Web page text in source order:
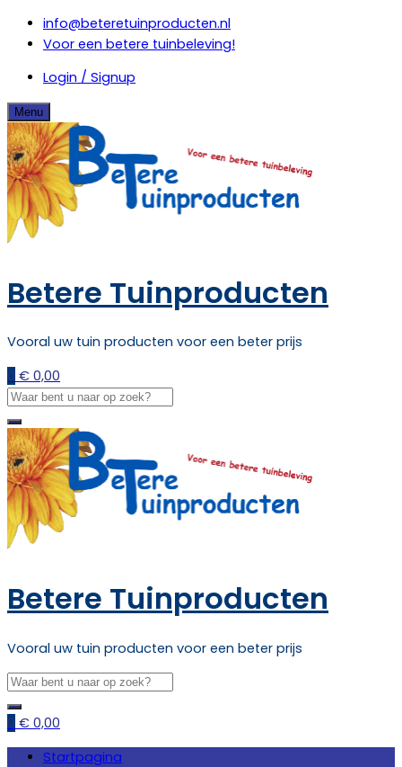
Skip info@beteretuinproducten.nl
Voor een betere tuinbeleving!
Login / Signup
Menu
Betere Tuinproducten
Vooral uw tuin producten voor een beter prijs
0 € 0,00
Betere Tuinproducten
Vooral uw tuin producten voor een beter prijs
0 € 0,00
Startpagina